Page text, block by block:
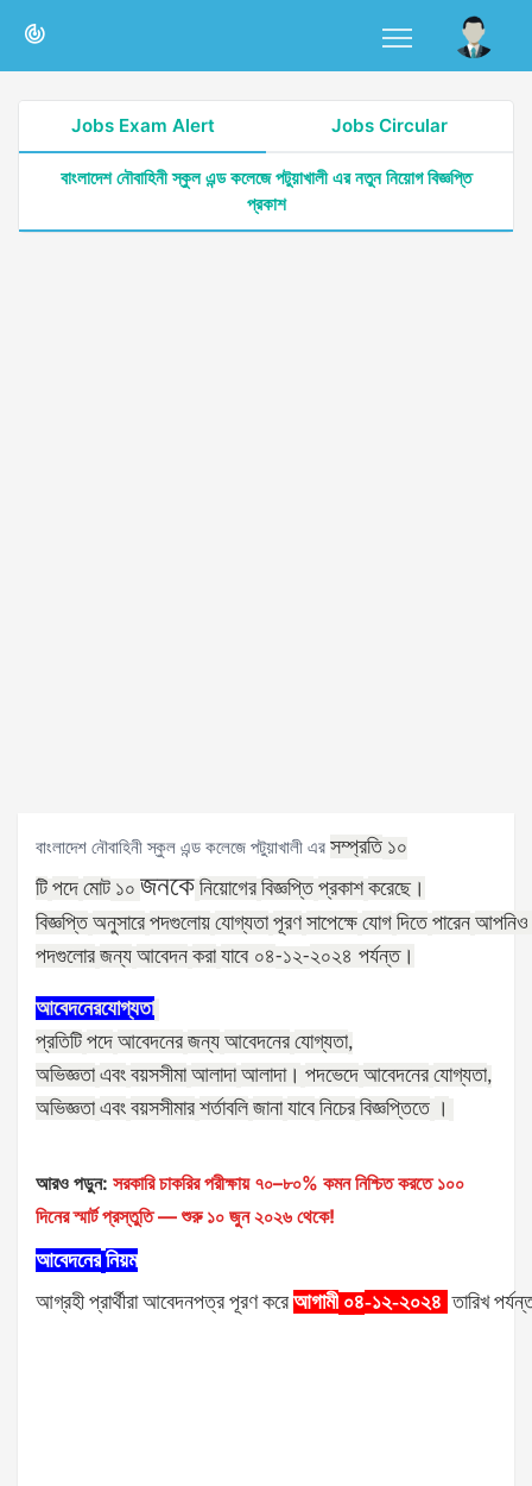
Jobs Exam Alert Jobs Circular
বাংলাদেশ নৌবাহিনী স্কুল এন্ড কলেজে পটুয়াখালী এর নতুন নিয়োগ বিজ্ঞপ্তি
প্রকাশ
বাংলাদেশ নৌবাহিনী স্কুল এন্ড কলেজে পটুয়াখালী এর সম্প্রতি ১০
টি পদে মোট ১০ জনকে নিয়োগের বিজ্ঞপ্তি প্রকাশ করেছে।
বিজ্ঞপ্তি অনুসারে পদগুলোয় যোগ্যতা পূরণ সাপেক্ষে যোগ দিতে পারেন
পদগুলোর জন্য আবেদন করা যাবে ০৪-১২-২০২৪ পর্যন্ত।
আবেদনেরযোগ্যতা
প্রতিটি পদে আবেদনের জন্য আবেদনের যোগ্যতা,
অভিজ্ঞতা এবং বয়সসীমা আলাদা আলাদা। পদভেদে আবেদনের যোগ্যতা,
অভিজ্ঞতা এবং বয়সসীমার শর্তাবলি জানা যাবে নিচের বিজ্ঞপ্তিতে ।
আরও পড়ুন: সরকারি চাকরির পরীক্ষায় ৭০–৮০% কমন নিশ্চিত করতে ১০০
দিনের স্মার্ট প্রস্তুতি — শুরু ১০ জুন ২০২৬ থেকে!
আবেদনের নিয়ম
আগ্রহী প্রার্থীরা আবেদনপত্র পূরণ করে আগামী ০৪-১২-২০২৪ তারিখ